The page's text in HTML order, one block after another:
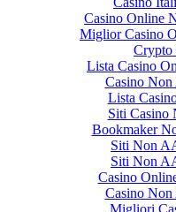
Casino Online
Miglior Casino
Crypto
Lista Casino
Casino Non
Lista
Siti Casino
Bookmaker
Siti Non
Siti Non
Casino
Casino Non
Migliori